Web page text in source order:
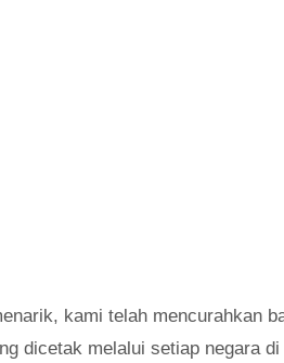
kami telah mencurahkan
dicetak melalui setiap negara di